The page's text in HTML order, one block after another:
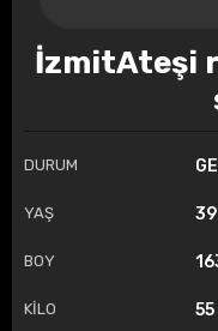
İzmitAteşi
DURUM
YAŞ 39
BOY
KİLO 55